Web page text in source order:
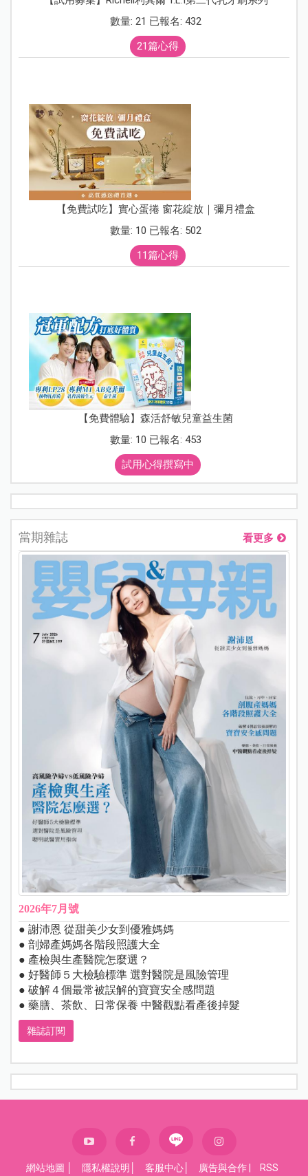
數量: 21 已報名: 432
21篇心得
【免費試吃】實心蛋捲 窗花綻放｜彌月禮盒
數量: 10 已報名: 502
11篇心得
【免費體驗】森活舒敏兒童益生菌
數量: 10 已報名: 453
試用心得撰寫中
當期雜誌 看更多
2026年7月號
● 謝沛恩 從甜美少女到優雅媽媽
● 剖婦產媽媽各階段照護大全
● 產檢與生產醫院怎麼選？
● 好醫師５大檢驗標準 選對醫院是風險管理
● 破解４個最常被誤解的寶寶安全感問題
● 藥膳、茶飲、日常保養 中醫觀點看產後掉髮
雜誌訂閱
網站地圖 隱私權說明 客服中心 廣告與合作 RSS